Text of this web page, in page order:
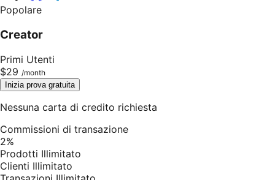
Popolare
Creator
Primi Utenti
$29
Inizia prova gratuita
Nessuna carta di credito richiesta
Commissioni di transazione
2%
Prodotti Illimitato
Clienti Illimitato